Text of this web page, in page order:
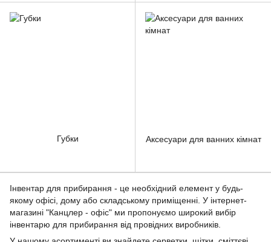
Інвентар для прибирання - це необхідний елемент у будь-
якому офісі, дому або складському приміщенні. У інтернет-
магазині "Канцлер - офіс" ми пропонуємо широкий вибір
інвентарю для прибирання від провідних виробників.
Губки Аксесуари для ванних кімнат